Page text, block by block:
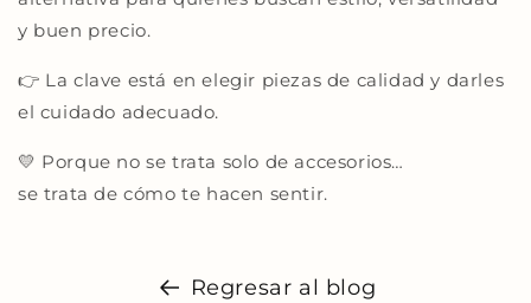
y buen precio.
👉 La clave está en elegir piezas de calidad y darles
el cuidado adecuado.
💛 Porque no se trata solo de accesorios…
se trata de cómo te hacen sentir.
Regresar al blog